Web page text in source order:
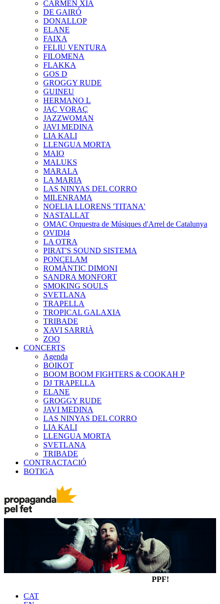
CARMEN XÍA
DE GAIRÓ
DONALLOP
ELANE
FAIXA
FELIU VENTURA
FILOMENA
FLAKKA
GOS D
GROGGY RUDE
GUINEU
HERMANO L
JAÇ VORAÇ
JAZZWOMAN
JAVI MEDINA
LIA KALI
LLENGUA MORTA
MAIO
MALUKS
MARALA
LA MARIA
LAS NINYAS DEL CORRO
MILENRAMA
NOELIA LLORENS 'TITANA'
NASTALLAT
OMAC Orquestra de Músiques d'Arrel de Catalunya
OVIDI4
LA OTRA
PIRAT'S SOUND SISTEMA
PONCELAM
ROMÀNTIC DIMONI
SANDRA MONFORT
SMOKING SOULS
SVETLANA
TRAPELLA
TROPICAL GALAXIA
TRIBADE
XAVI SARRIÀ
ZOO
CONCERTS
Agenda
BOIKOT
BOOM BOOM FIGHTERS & COOKAH P
DJ TRAPELLA
ELANE
GROGGY RUDE
JAVI MEDINA
LAS NINYAS DEL CORRO
LIA KALI
LLENGUA MORTA
SVETLANA
TRIBADE
CONTRACTACIÓ
BOTIGA
PPF!
CAT